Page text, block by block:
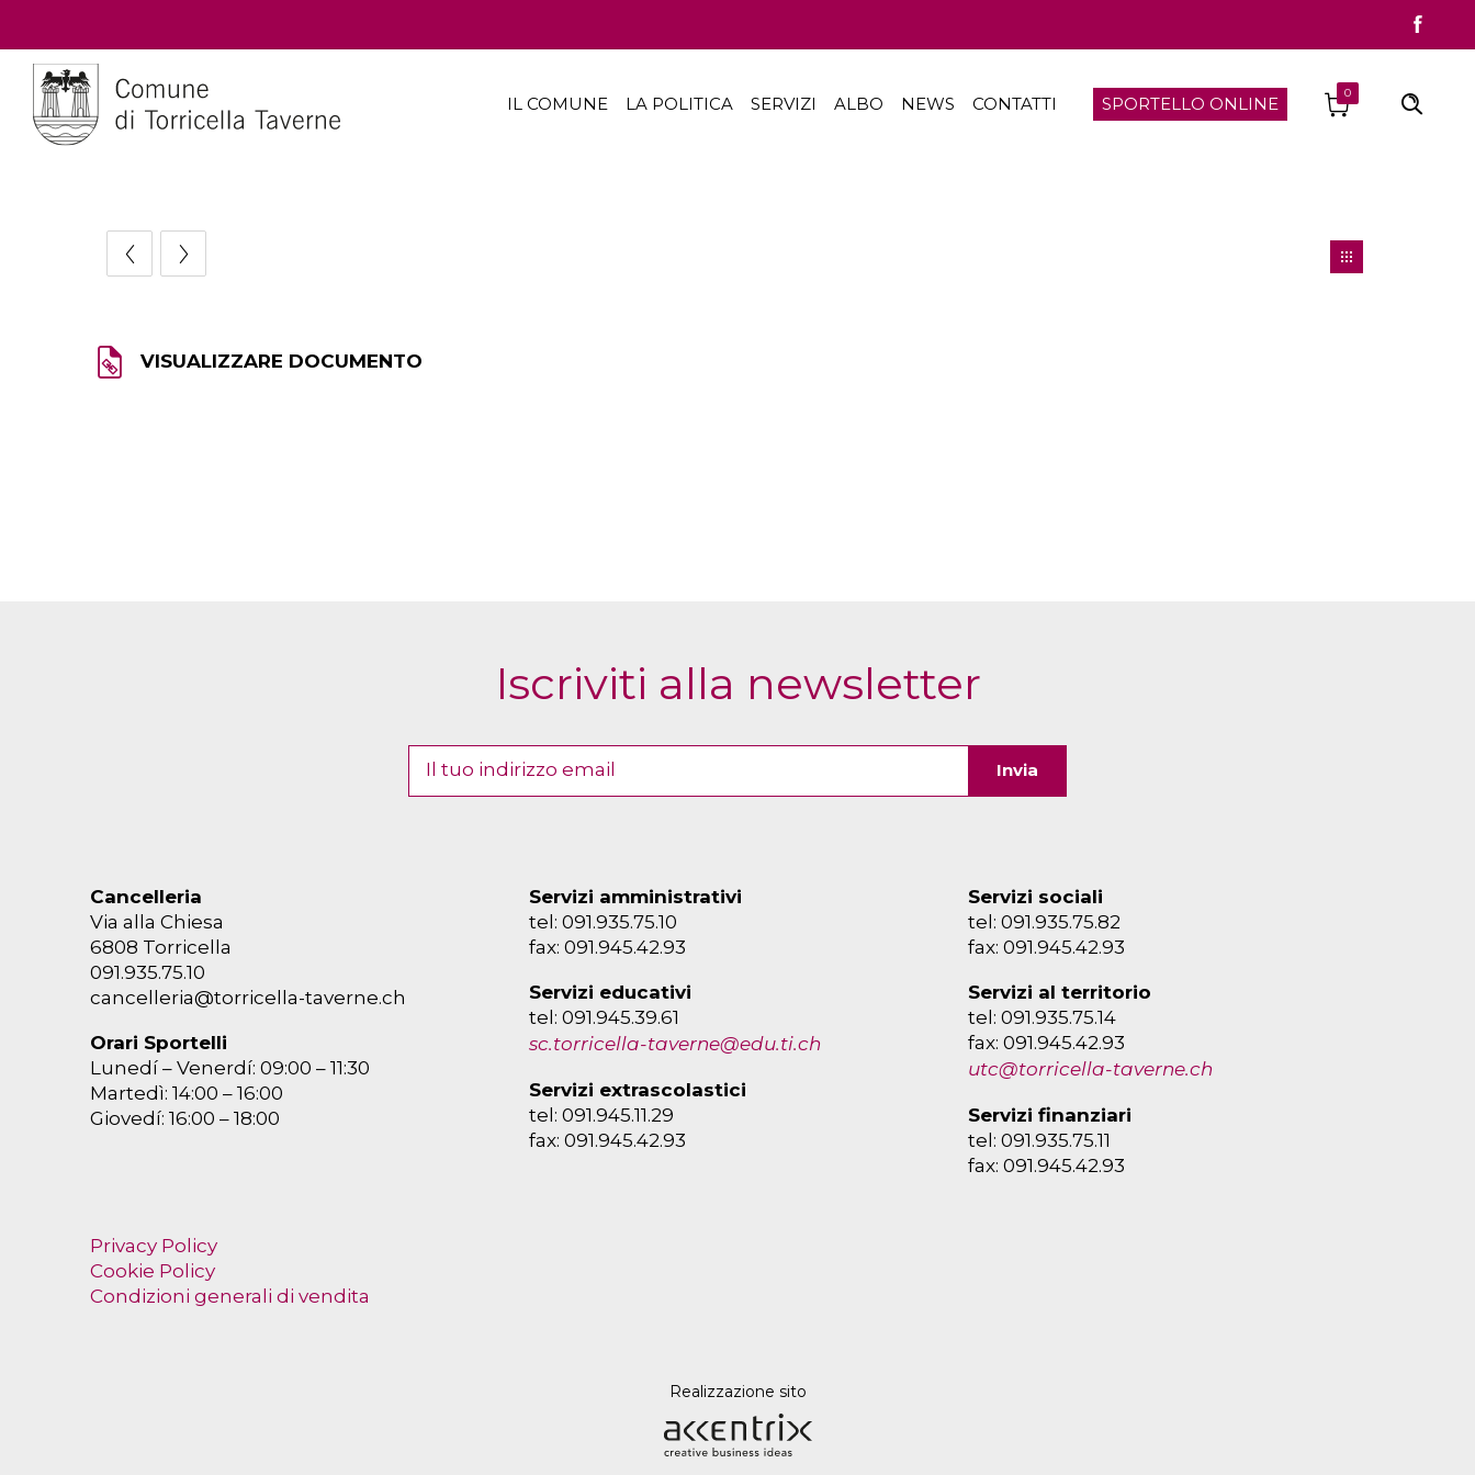
0
IL COMUNE LA POLITICA SERVIZI ALBO NEWS CONTATTI SPORTELLO ONLINE
VISUALIZZARE DOCUMENTO
Iscriviti alla newsletter
Cancelleria
Via alla Chiesa
6808 Torricella
091.935.75.10
cancelleria@torricella-taverne.ch
Orari Sportelli
Lunedí – Venerdí: 09:00 – 11:30
Martedì: 14:00 – 16:00
Giovedí: 16:00 – 18:00
Servizi amministrativi
tel: 091.935.75.10
fax: 091.945.42.93
Servizi educativi
tel: 091.945.39.61
sc.torricella-taverne@edu.ti.ch
Servizi extrascolastici
tel: 091.945.11.29
fax: 091.945.42.93
Servizi sociali
tel: 091.935.75.82
fax: 091.945.42.93
Servizi al territorio
tel: 091.935.75.14
fax: 091.945.42.93
utc@torricella-taverne.ch
Servizi finanziari
tel: 091.935.75.11
fax: 091.945.42.93
Privacy Policy
Cookie Policy
Condizioni generali di vendita
Realizzazione sito